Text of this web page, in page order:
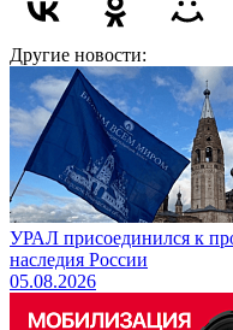
Другие новости:
УРАЛ присоединился к
наследия России
05.08.2026